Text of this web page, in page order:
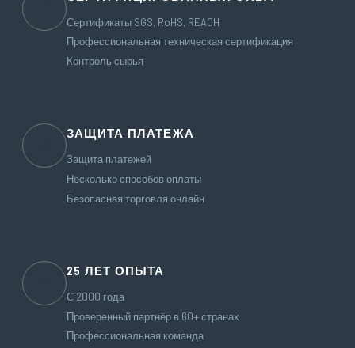
Сертификаты SGS, RoHS, REACH
Профессиональная техническая сертификация
Контроль сырья
ЗАЩИТА ПЛАТЕЖА
Защита платежей
Несколько способов оплаты
Безопасная торговля онлайн
25 ЛЕТ ОПЫТА
С 2000 года
Проверенный партнёр в 60+ странах
Профессиональная команда